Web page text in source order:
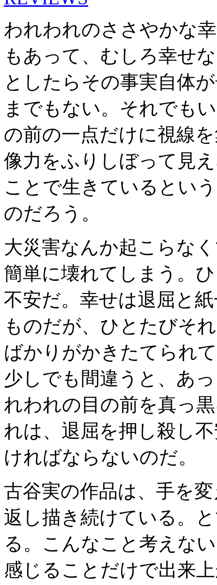
われわれのささやかな
もあって、むしろ幸せ
としたらその事実自体
までもない。それでも
の前の一点だけに視線
像力をふりしぼって見
ことで生きているとい
のだろう。
大災害なんか起こらな
簡単に壊れてしまう。
不安だ。幸せは退屈と
ものだが、ひとたびそ
ばかりがかきたてられ
少しでも間違うと、あ
れわれの目の前を真っ
れは、退屈を押し殺し
ければならないのだ。
古谷実の作品は、手を
返し描き続けている。
る。こんなこと考えな
感じることだけで出来